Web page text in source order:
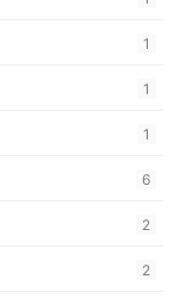
1
1
1
6
2
2